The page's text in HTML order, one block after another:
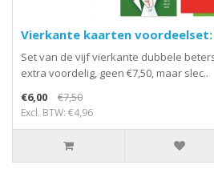
Vierkante kaarten
Set van de vijf vierkante dubbele
extra voordelig, geen €7,50, maar slec..
€6,00
€7,50
Excl. BTW: €4,96